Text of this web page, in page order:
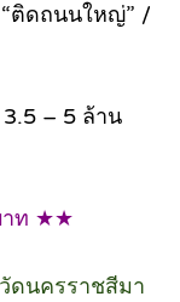
ติดถนนใหญ่” /
– 5 ล้าน
าท ★★
ดนครราชสีมา